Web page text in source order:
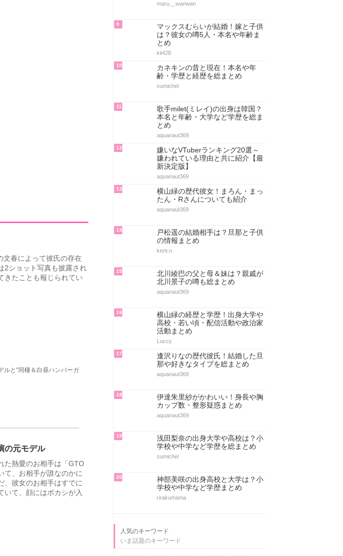
文春によって彼氏の存在
2ショット写真も披露され
きたことも報じられてい
ルと“同棲＆白昼ハンバーガ
の元モデル
た熱愛のお相手は「GTO
て、お相手が誰なのかに
、彼女のお相手はすでに
いて、顔にはボカシが入
maru._.wanwan
9
マックスむらいが結婚！嫁と子供
は？彼女の噂5人・本名や年齢ま
とめ
kii428
10
カネキンの昔と現在！本名や年
齢・学歴と経歴を総まとめ
sumichel
11
歌手milet(ミレイ)の出身は韓国？
本名と年齢・大学など学歴を総ま
とめ
aquanaut369
12
嫌いなVTuberランキング20選～
嫌われている理由と共に紹介【最
新決定版】
aquanaut369
13
横山緑の歴代彼女！まろん・まっ
たん・Rさんについても紹介
aquanaut369
14
戸松遥の結婚相手は？旦那と子供
の情報まとめ
kent.n
15
北川綾巴の父と母＆妹は？親戚が
北川景子の噂も総まとめ
aquanaut369
16
横山緑の経歴と学歴！出身大学や
高校・若い頃・配信活動や政治家
活動まとめ
Luccy
17
逢沢りなの歴代彼氏！結婚した旦
那や好きなタイプを総まとめ
aquanaut369
18
伊達朱里紗がかわいい！身長や胸
カップ数・整形疑惑まとめ
aquanaut369
19
浅田梨奈の出身大学や高校は？小
学校や中学など学歴を総まとめ
sumichel
20
神部美咲の出身高校と大学は？小
学校や中学など学歴まとめ
rirakumama
人気のキーワード
いま話題のキーワード